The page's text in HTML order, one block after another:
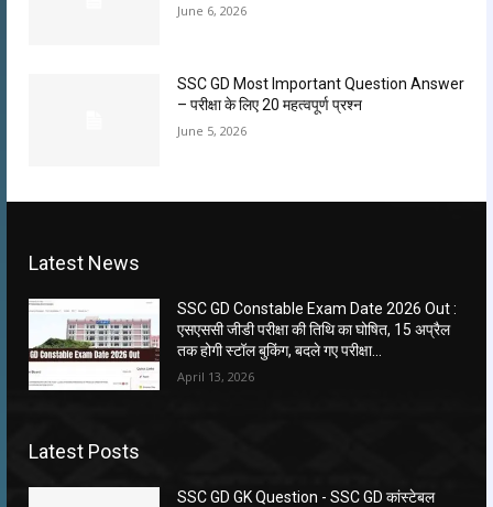
June 6, 2026
SSC GD Most Important Question Answer
– परीक्षा के लिए 20 महत्वपूर्ण प्रश्न
June 5, 2026
Latest News
SSC GD Constable Exam Date 2026 Out :
एसएससी जीडी परीक्षा की तिथि का घोषित, 15 अप्रैल
तक होगी स्टॉल बुकिंग, बदले गए परीक्षा...
April 13, 2026
Latest Posts
SSC GD GK Question ​- SSC GD कांस्टेबल